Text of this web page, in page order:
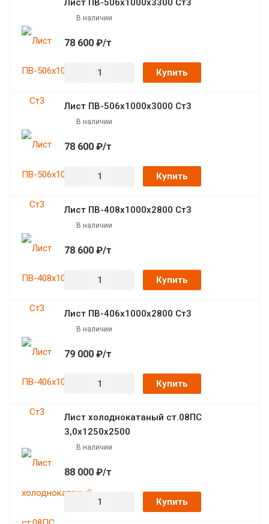
Лист ПВ-506х1000х3300 Ст3
В наличии
78 600 ₽/т
Купить
Лист ПВ-506х1000х3000 Ст3
В наличии
78 600 ₽/т
Купить
Лист ПВ-408х1000х2800 Ст3
В наличии
78 600 ₽/т
Купить
Лист ПВ-406х1000х2800 Ст3
В наличии
79 000 ₽/т
Купить
Лист холоднокатаный ст.08ПС
3,0х1250х2500
В наличии
88 000 ₽/т
Купить